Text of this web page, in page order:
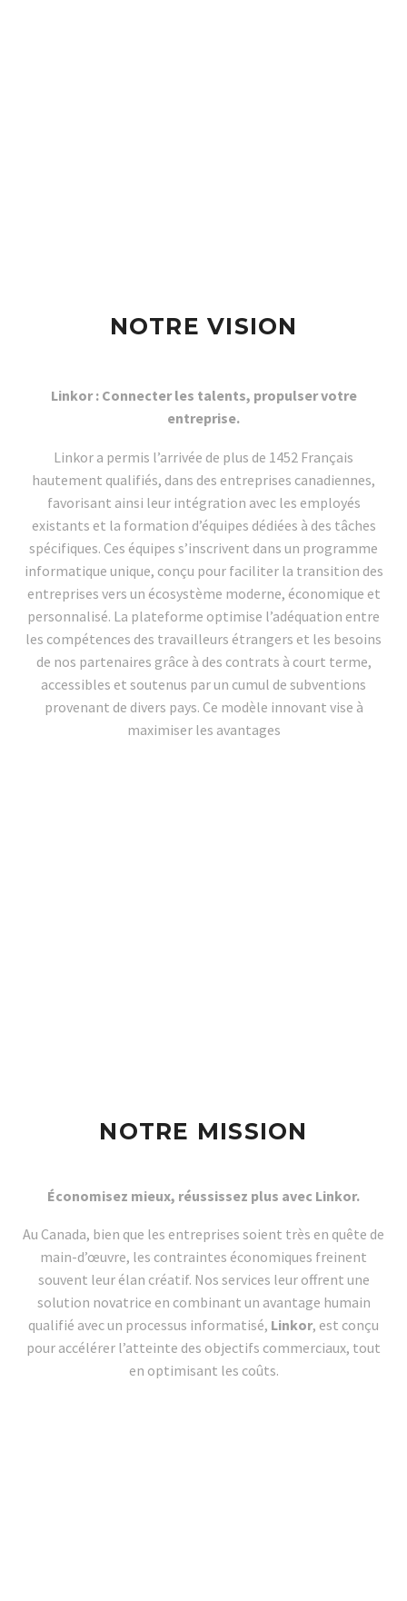
NOTRE VISION
Linkor : Connecter les talents, propulser votre
entreprise.
Linkor a permis l’arrivée de plus de 1452 Français
hautement qualifiés, dans des entreprises canadiennes,
favorisant ainsi leur intégration avec les employés
existants et la formation d’équipes dédiées à des tâches
spécifiques. Ces équipes s’inscrivent dans un programme
informatique unique, conçu pour faciliter la transition des
entreprises vers un écosystème moderne, économique et
personnalisé. La plateforme optimise l’adéquation entre
les compétences des travailleurs étrangers et les besoins
de nos partenaires grâce à des contrats à court terme,
accessibles et soutenus par un cumul de subventions
provenant de divers pays. Ce modèle innovant vise à
maximiser les avantages
NOTRE MISSION
Économisez mieux, réussissez plus avec Linkor.
Au Canada, bien que les entreprises soient très en quête de
main-d’œuvre, les contraintes économiques freinent
souvent leur élan créatif. Nos services leur offrent une
solution novatrice en combinant un avantage humain
qualifié avec un processus informatisé, Linkor, est conçu
pour accélérer l’atteinte des objectifs commerciaux, tout
en optimisant les coûts.